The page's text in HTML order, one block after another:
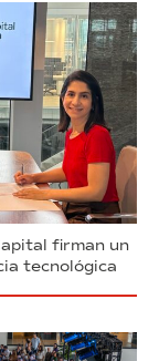
firman un
tecnológica